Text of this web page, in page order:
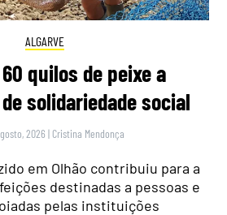
ALGARVE
60 quilos de peixe a
solidariedade social
2026 | Cristina Mendonça
em Olhão contribuiu para a
destinadas a pessoas e
pelas instituições